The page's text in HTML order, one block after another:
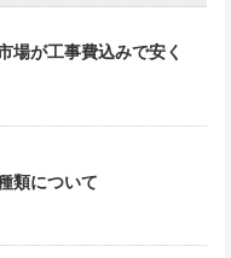
場が工事費込みで安く
類について